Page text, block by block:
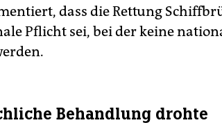
dass die Rettung
Pflicht sei, bei der keine
Behandlung drohte